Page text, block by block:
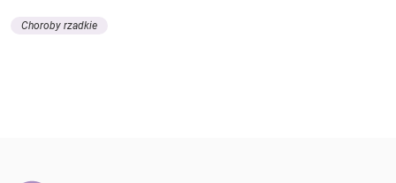
Choroby rzadkie